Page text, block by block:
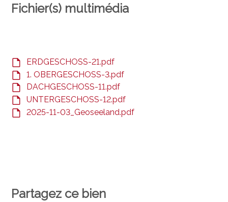
Fichier(s) multimédia
ERDGESCHOSS-21.pdf
1. OBERGESCHOSS-3.pdf
DACHGESCHOSS-11.pdf
UNTERGESCHOSS-12.pdf
2025-11-03_Geoseeland.pdf
Partagez ce bien